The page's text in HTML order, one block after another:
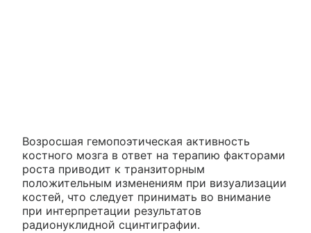
Возросшая гемопоэтическая активность
костного мозга в ответ на терапию факторами
роста приводит к транзиторным
положительным изменениям при визуализации
костей, что следует принимать во внимание
при интерпретации результатов
радионуклидной сцинтиграфии.